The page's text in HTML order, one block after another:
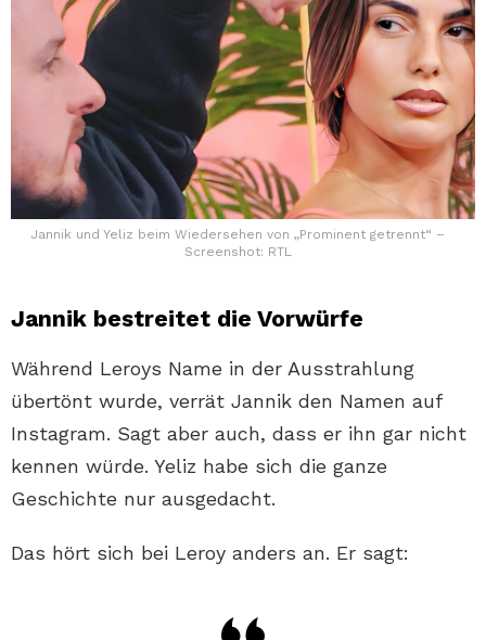
Jannik und Yeliz beim Wiedersehen von „Prominent getrennt“ –
Screenshot: RTL
Jannik bestreitet die Vorwürfe
Während Leroys Name in der Ausstrahlung
übertönt wurde, verrät Jannik den Namen auf
Instagram. Sagt aber auch, dass er ihn gar nicht
kennen würde. Yeliz habe sich die ganze
Geschichte nur ausgedacht.
Das hört sich bei Leroy anders an. Er sagt: